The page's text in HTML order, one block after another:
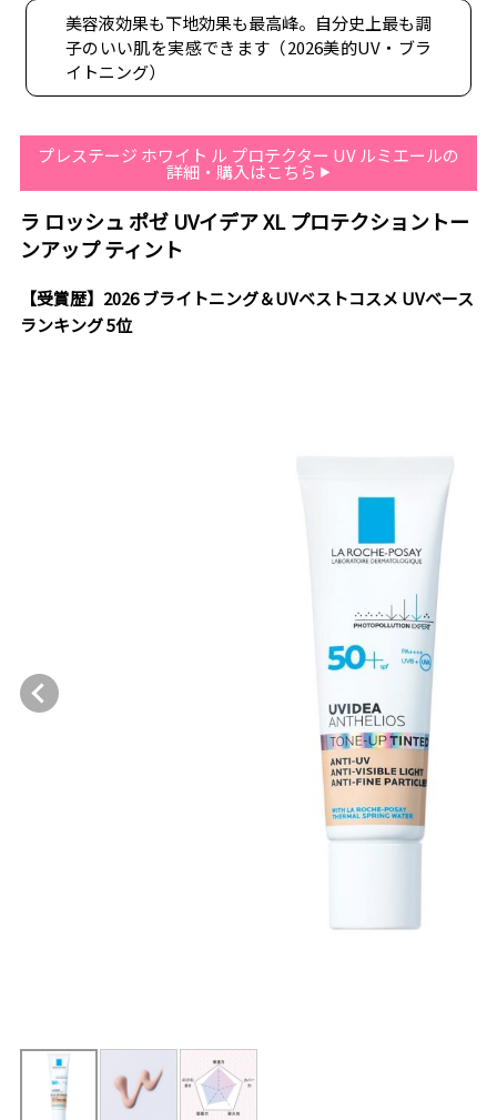
美容液効果も下地効果も最高峰。自分史上最も調
子のいい肌を実感できます（2026美的UV・ブラ
イトニング）
プレステージ ホワイト ル プロテクター UV ルミエールの
詳細・購入はこちら
ラ ロッシュ ポゼ UVイデア XL プロテクショントー
ンアップ ティント
【受賞歴】2026 ブライトニング＆UVベストコスメ UVベース
ランキング 5位